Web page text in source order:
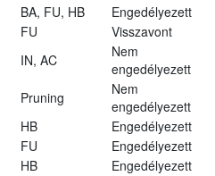
BA, FU, HB
Engedélyezett
FU
Visszavont
IN, AC
Nem
engedélyezett
Pruning
Nem
engedélyezett
HB
Engedélyezett
FU
Engedélyezett
HB
Engedélyezett